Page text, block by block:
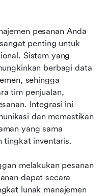
pesanan Anda
penting untuk
Sistem yang
berbagi data
sehingga
tim penjualan,
Integrasi ini
dan memastikan
yang sama
tingkat inventaris.
melakukan pesanan
dapat secara
lunak manajemen